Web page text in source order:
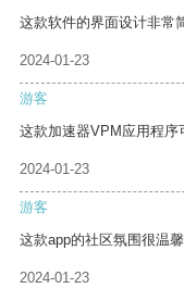
这款软件的界面设计非常
2024-01-23
游客
这款加速器VPM应用程序
2024-01-23
游客
这款app的社区氛围很温
2024-01-23